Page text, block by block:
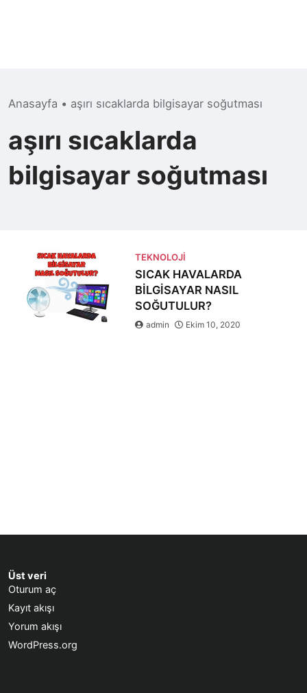
Anasayfa • aşırı sıcaklarda bilgisayar soğutması
aşırı sıcaklarda
bilgisayar soğutması
TEKNOLOJI
SICAK HAVALARDA
BİLGİSAYAR NASIL
SOĞUTULUR?
admin Ekim 10, 2020
Üst veri
Oturum aç
Kayıt akışı
Yorum akışı
WordPress.org